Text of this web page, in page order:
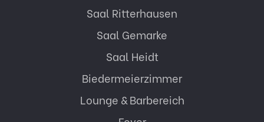
Saal Ritterhausen
Saal Gemarke
Saal Heidt
Biedermeierzimmer
Lounge & Barbereich